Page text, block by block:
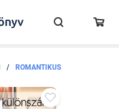
/ ROMANTIKUS